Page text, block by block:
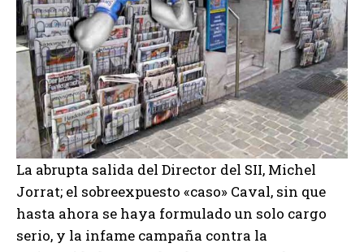
La abrupta salida del Director del SII, Michel
Jorrat; el sobreexpuesto «caso» Caval, sin que
hasta ahora se haya formulado un solo cargo
serio, y la infame campaña contra la